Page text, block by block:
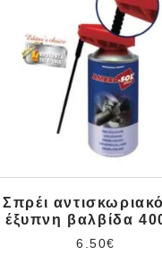
Σπρέι
έξυπνη βαλβίδα
6.50€